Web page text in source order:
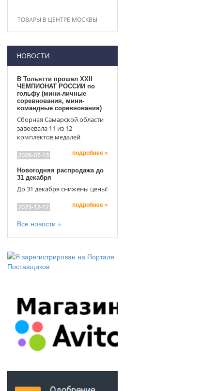
ТОВАРЫ В ЦЕНТРЕ МОСКВЫ
НОВОСТИ
В Тольятти прошел XXII
ЧЕМПИОНАТ РОССИИ по
гольфу (мини-личные
соревнования, мини-
командные соревнования)
Сборная Самарской области
завоевала 11 из 12
комплектов медалей
2026-07-13 подробнее »
Новогодняя распродажа до
31 декабря
До 31 декабря снижены цены!
2025-12-17 подробнее »
Все новости »